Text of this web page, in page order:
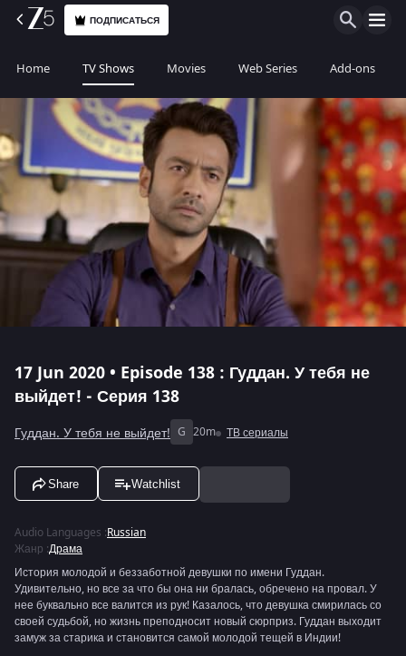
ПОДПИСАТЬСЯ
Home TV Shows Movies Web Series Add-ons
17 Jun 2020 • Episode 138 : Гуддан. У тебя не
выйдет! - Серия 138
Гуддан. У тебя не выйдет! G 20m ТВ сериалы
Share Watchlist
Audio Languages :Russian
Жанр :Драма
История молодой и беззаботной девушки по имени Гуддан.
Удивительно, но все за что бы она ни бралась, обречено на провал. У
нее буквально все валится из рук! Казалось, что девушка смирилась со
своей судьбой, но жизнь преподносит новый сюрприз. Гуддан выходит
замуж за старика и становится самой молодой тещей в Индии!